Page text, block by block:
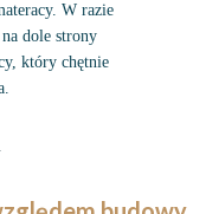
W razie
dole strony
który chętnie